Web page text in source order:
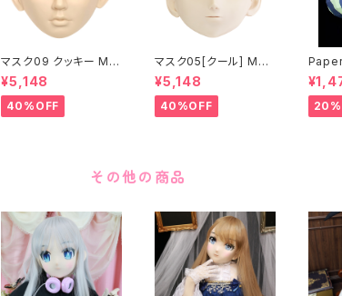
マスク09 クッキー MA
SK09 “COOKIE”
¥5,148
40%OFF
マスク05[クール] MAS
K05[COOL]
¥5,148
40%OFF
月
その他の商品